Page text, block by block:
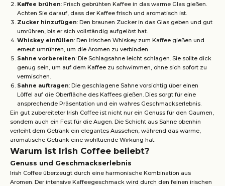
Kaffee brühen: Frisch gebrühten Kaffee in das warme Glas gießen.
Achten Sie darauf, dass der Kaffee frisch und aromatisch ist.
Zucker hinzufügen: Den braunen Zucker in das Glas geben und gut
umrühren, bis er sich vollständig aufgelöst hat.
Whiskey einfüllen: Den irischen Whiskey zum Kaffee gießen und
erneut umrühren, um die Aromen zu verbinden.
Sahne vorbereiten: Die Schlagsahne leicht schlagen. Sie sollte dick
genug sein, um auf dem Kaffee zu schwimmen, ohne sich sofort zu
vermischen.
Sahne auftragen: Die geschlagene Sahne vorsichtig über einen
Löffel auf die Oberfläche des Kaffees gießen. Dies sorgt für eine
ansprechende Präsentation und ein wahres Geschmackserlebnis.
Ein gut zubereiteter Irish Coffee ist nicht nur ein Genuss für den Gaumen,
sondern auch ein Fest für die Augen. Die Schicht aus Sahne obenhin
verleiht dem Getränk ein elegantes Aussehen, während das warme,
aromatische Getränk eine wohltuende Wirkung hat.
Warum ist Irish Coffee beliebt?
Genuss und Geschmackserlebnis
Irish Coffee überzeugt durch eine harmonische Kombination aus
Aromen. Der intensive Kaffeegeschmack wird durch den feinen irischen